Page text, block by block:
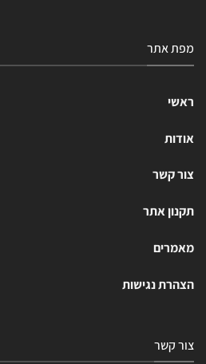
מפת אתר
ראשי
אודות
צור קשר
תקנון אתר
מאמרים
הצהרת נגישות
צור קשר